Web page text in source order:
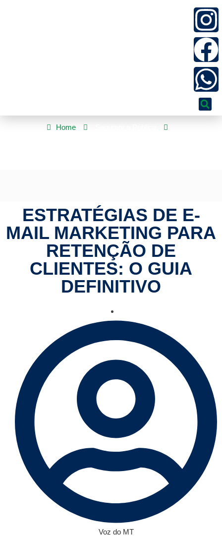
Home
ESTRATÉGIAS DE E-
MAIL MARKETING PARA
RETENÇÃO DE
CLIENTES: O GUIA
DEFINITIVO
Voz do MT